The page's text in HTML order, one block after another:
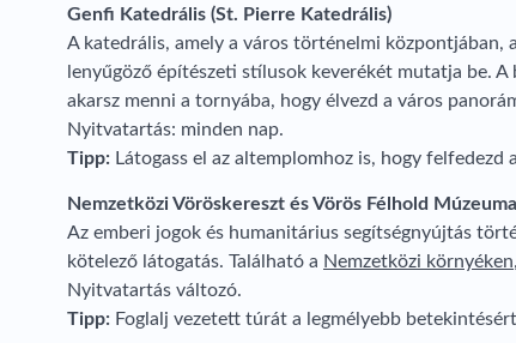
Genfi Katedrális (St. Pierre Katedrális)
A katedrális, amely a város történelmi központjában,
lenyűgöző építészeti stílusok keverékét mutatja be. A
akarsz menni a tornyába, hogy élvezd a város
Nyitvatartás: minden nap.
Tipp: Látogass el az altemplomhoz is, hogy felfedezd
Nemzetközi Vöröskereszt és Vörös Félhold Múzeuma
Az emberi jogok és humanitárius segítségnyújtás
kötelező látogatás. Található a Nemzetközi környéken
Nyitvatartás változó.
Tipp: Foglalj vezetett túrát a legmélyebb